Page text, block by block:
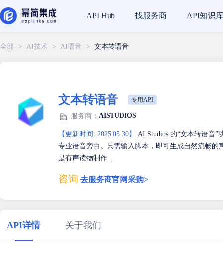
API Hub 找服务商 API知识库
全部 > AI技术 > AI语音 > 文本转语音
文本转语音 专用API
服务商： AISTUDIOS
【更新时间: 2025.05.30】
AI Studios 的“文本转语音”
专业语音旁白。只需输入脚本，即可生成自然流畅
是有声读物制作...
咨询 去服务商官网采购>
API详情 关于我们